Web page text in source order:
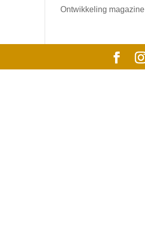
Ontwikkeling magazine